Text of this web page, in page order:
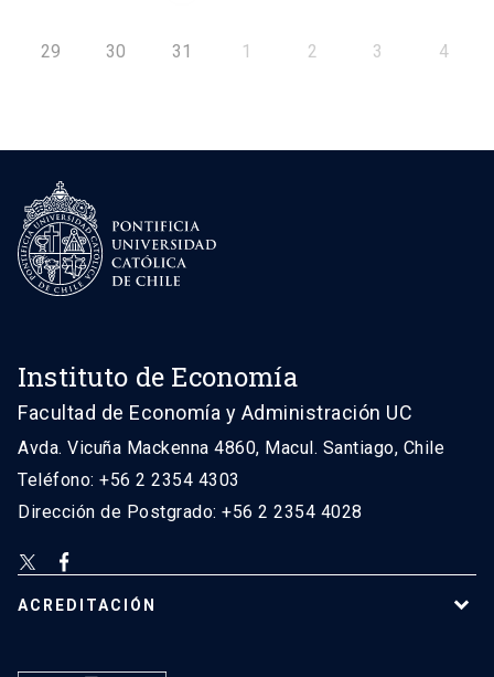
29 30 31 1 2 3 4
Instituto de Economía
Facultad de Economía y Administración UC
Avda. Vicuña Mackenna 4860, Macul. Santiago, Chile
Teléfono: +56 2 2354 4303
Dirección de Postgrado: +56 2 2354 4028
ACREDITACIÓN